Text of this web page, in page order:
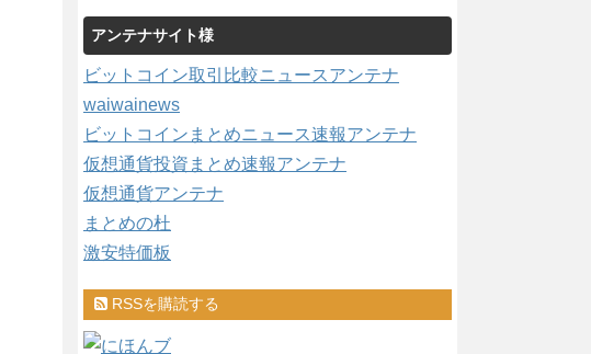
アンテナサイト様
ビットコイン取引比較ニュースアンテナ
waiwainews
ビットコインまとめニュース速報アンテナ
仮想通貨投資まとめ速報アンテナ
仮想通貨アンテナ
まとめの杜
激安特価板
RSSを購読する